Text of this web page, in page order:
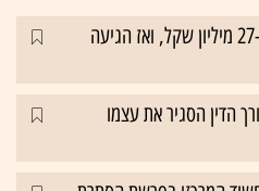
המיליארדר מכר וילה בארסוף ב-27 מיליון שקל, ואז הגיעה
הדין הסגיר את עצמו